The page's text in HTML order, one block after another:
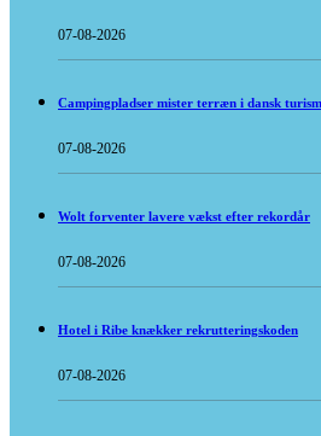
07-08-2026
Campingpladser mister terræn i dansk
07-08-2026
Wolt forventer lavere vækst efter rekordår
07-08-2026
Hotel i Ribe knækker rekrutteringskoden
07-08-2026